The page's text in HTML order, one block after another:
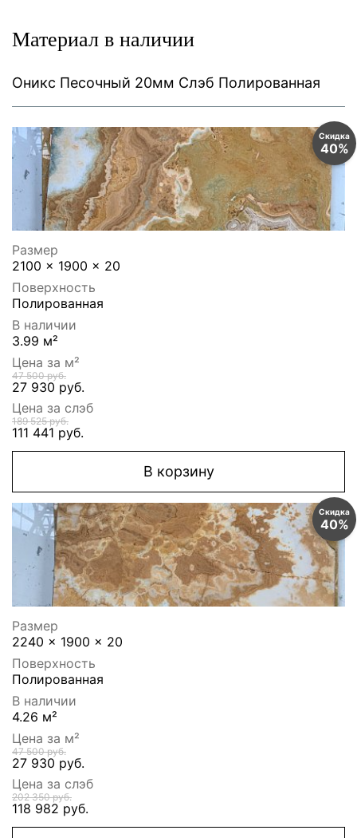
Материал в наличии
Оникс Песочный 20мм Слэб Полированная
Скидка
40%
Размер
2100 x 1900 x 20
Поверхность
Полированная
В наличии
3.99 м²
Цена за м²
47 500 руб.
27 930 руб.
Цена за слэб
189 525 руб.
111 441 руб.
В корзину
Скидка
40%
Размер
2240 x 1900 x 20
Поверхность
Полированная
В наличии
4.26 м²
Цена за м²
47 500 руб.
27 930 руб.
Цена за слэб
202 350 руб.
118 982 руб.